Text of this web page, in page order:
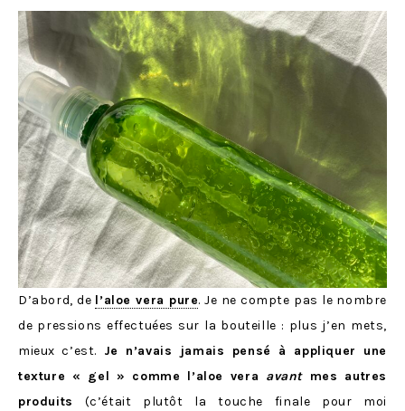
D’abord, de l’aloe vera pure. Je ne compte pas le nombre
de pressions effectuées sur la bouteille : plus j’en mets,
mieux c’est. Je n’avais jamais pensé à appliquer une
texture « gel » comme l’aloe vera avantmes autres
produits
(c’était plutôt la touche finale pour moi